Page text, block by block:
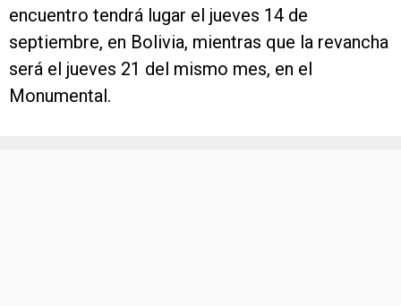
encuentro tendrá lugar el jueves 14 de
septiembre, en Bolivia, mientras que la revancha
será el jueves 21 del mismo mes, en el
Monumental.